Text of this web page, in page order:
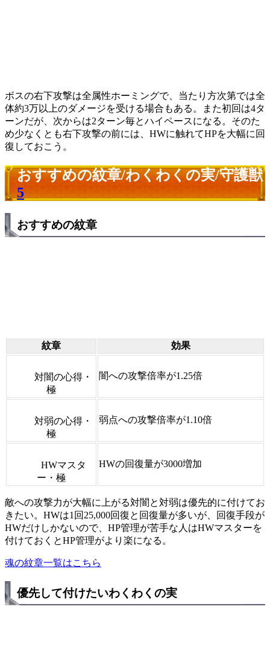
ボスの右下攻撃は全属性ホーミングで、当たり方次第では全
体約3万以上のダメージを受ける場合もある。また初回は4タ
ーンだが、次からは2ターン毎とハイペースになる。そのた
め少なくとも右下攻撃の前には、HWに触れてHPを大幅に回
復しておこう。
おすすめの紋章/わくわくの実/守護獣
5
おすすめの紋章
紋章 効果
対闇の心得・
極
闇への攻撃倍率が1.25倍
対弱の心得・
極
弱点への攻撃倍率が1.10倍
HWマスタ
ー・極
HWの回復量が3000増加
敵への攻撃力が大幅に上がる対闇と対弱は優先的に付けてお
きたい。HWは1回25,000回復と回復量が多いが、回復手段が
HWだけしかないので、HP管理が苦手な人はHWマスターを
付けておくとHP管理がより楽になる。
魂の紋章一覧はこちら
優先して付けたいわくわくの実